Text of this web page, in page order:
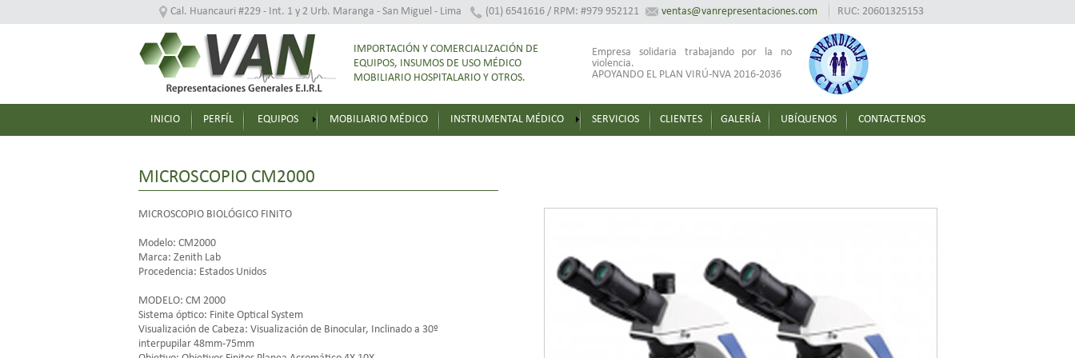
Cal. Huancauri #229 - Int. 1 y 2 Urb. Maranga - San Miguel - Lima (01) 6541616 / RPM: #979 952121 ventas@vanrepresentaciones.com RUC: 20601325153
IMPORTACIÓN Y COMERCIALIZACIÓN DE
EQUIPOS, INSUMOS DE USO MÉDICO
MOBILIARIO HOSPITALARIO Y OTROS.
Empresa solidaria trabajando por la no
violencia.
APOYANDO EL PLAN VIRÚ-NVA 2016-2036
INICIO PERFÍL EQUIPOS MOBILIARIO MÉDICO INSTRUMENTAL MÉDICO SERVICIOS CLIENTES GALERÍA UBÍQUENOS CONTACTENOS
MICROSCOPIO CM2000
MICROSCOPIO BIOLÓGICO FINITO
Modelo: CM2000
Marca: Zenith Lab
Procedencia: Estados Unidos
MODELO: CM 2000
Sistema óptico: Finite Optical System
Visualización de Cabeza: Visualización de Binocular, Inclinado a 30º
interpupilar 48mm-75mm